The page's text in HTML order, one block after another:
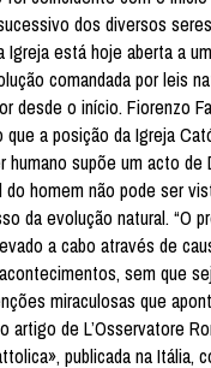
dos diversos
Igreja está hoje aberta a
comandada por leis
desde o início. Fiorenzo
que a posição da Igreja
humano supõe um acto de
homem não pode ser
da evolução natural. “O
a cabo através de
sem que
miraculosas que
artigo de L’Osservatore
publicada na Itália,